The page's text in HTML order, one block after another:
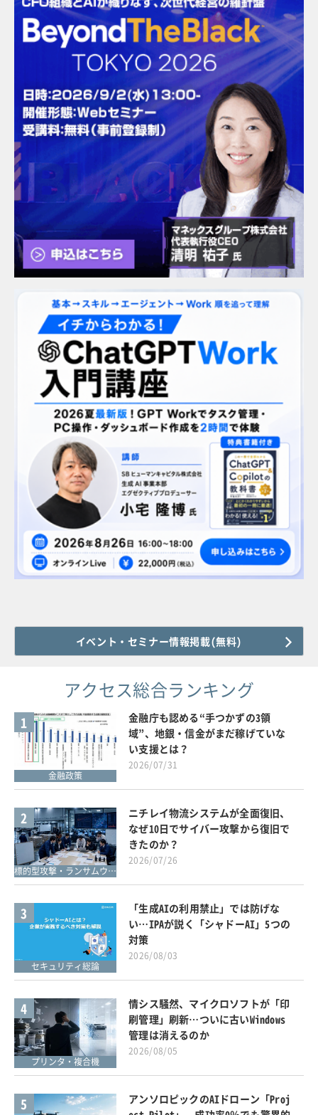
イベント・セミナー情報掲載(無料)
アクセス総合ランキング
1
金融政策
金融庁も認める“手つかずの3領
域”、地銀・信金がまだ稼げていな
い支援とは？
2026/07/31
2
標的型攻撃・ランサムウェア対策
ニチレイ物流システムが全面復旧、
なぜ10日でサイバー攻撃から復旧で
きたのか？
2026/07/26
3
セキュリティ総論
「生成AIの利用禁止」では防げな
い…IPAが説く「シャドーAI」5つの
対策
2026/08/03
4
プリンタ・複合機
情シス騒然、マイクロソフトが「印
刷管理」刷新…ついに古いWindows
管理は消えるのか
2026/08/05
5
アンソロピックのAIドローン「Proj